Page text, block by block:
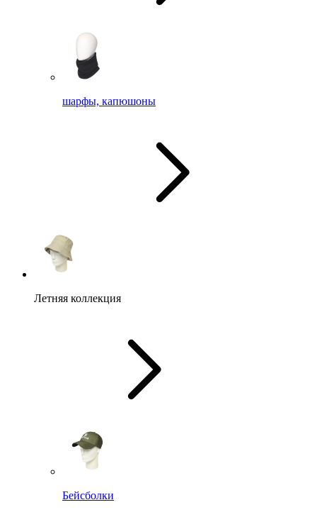
шарфы, капюшоны
Летняя коллекция
Бейсболки